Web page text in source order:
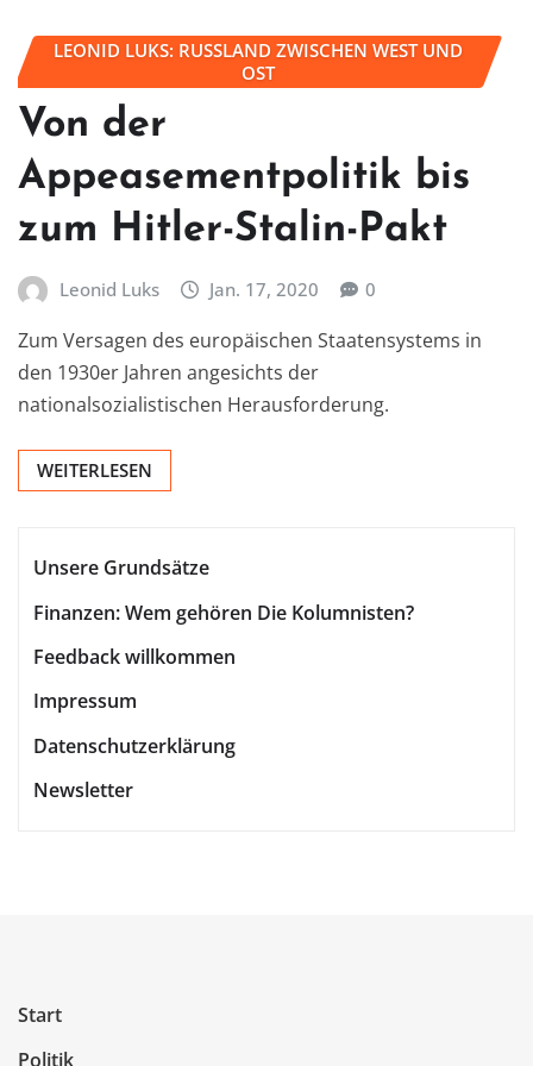
LEONID LUKS: RUSSLAND ZWISCHEN WEST UND
OST
Von der
Appeasementpolitik bis
zum Hitler-Stalin-Pakt
Leonid Luks Jan. 17, 2020 0
Zum Versagen des europäischen Staatensystems in
den 1930er Jahren angesichts der
nationalsozialistischen Herausforderung.
WEITERLESEN
Unsere Grundsätze
Finanzen: Wem gehören Die Kolumnisten?
Feedback willkommen
Impressum
Datenschutzerklärung
Newsletter
Start
Politik